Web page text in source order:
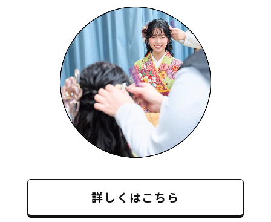
詳しくはこちら